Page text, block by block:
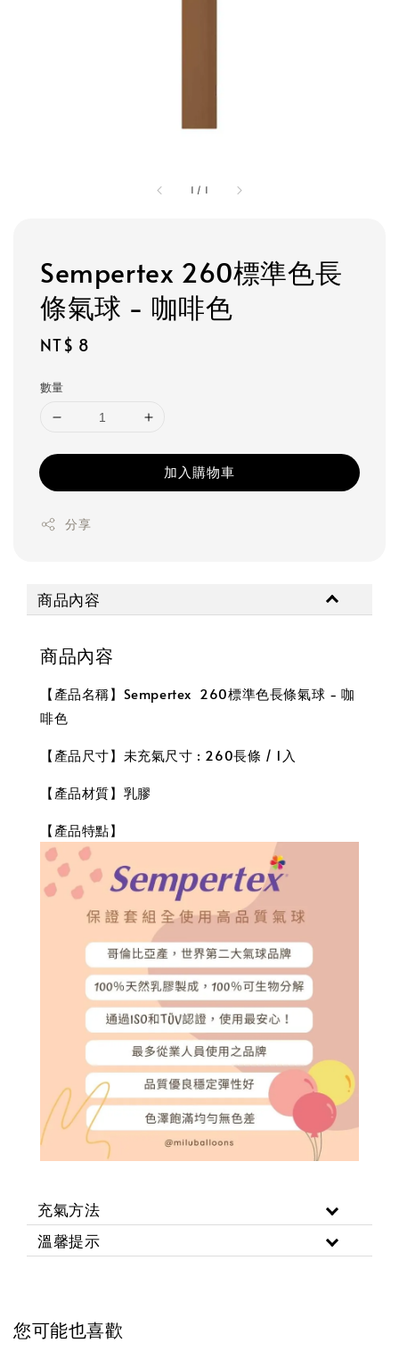
1 / 1
Sempertex 260標準色長
條氣球 - 咖啡色
Regular
NT$ 8
數量
加入購物車
分享
商品內容
商品內容
【產品名稱】Sempertex 260標準色長條氣球 - 咖
啡色
【產品尺寸】未充氣尺寸 : 260長條 / 1入
【產品材質】乳膠
【產品特點】
充氣方法
溫馨提示
您可能也喜歡